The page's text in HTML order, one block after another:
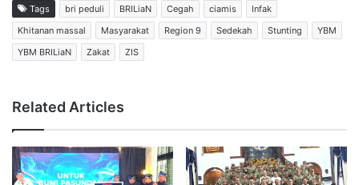
Tags bri peduli BRILiaN Cegah ciamis
Infak
Khitanan massal
Masyarakat Region 9 Sedekah Stunting
YBM
YBM BRILiaN
Zakat ZIS
Related Articles